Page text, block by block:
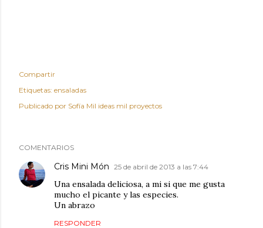
Compartir
Etiquetas: ensaladas
Publicado por Sofía Mil ideas mil proyectos
COMENTARIOS
Cris Mini Món 25 de abril de 2013 a las 7:44
Una ensalada deliciosa, a mi si que me gusta
mucho el picante y las especies.
Un abrazo
RESPONDER